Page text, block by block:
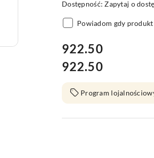
Dostępność:Zapytaj o
Powiadom gdy
cena:
922.50
Cena:
922.50
Program